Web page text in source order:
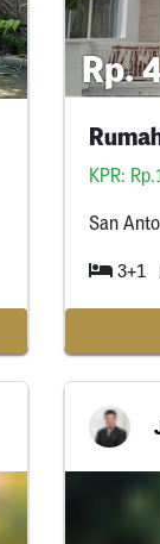
Rp.
KPR:
San
3+1